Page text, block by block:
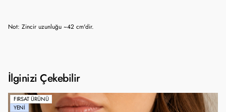
Not: Zincir uzunluğu ~42 cm'dir.
İlginizi Çekebilir
FIRSAT ÜRÜNÜ
YENI